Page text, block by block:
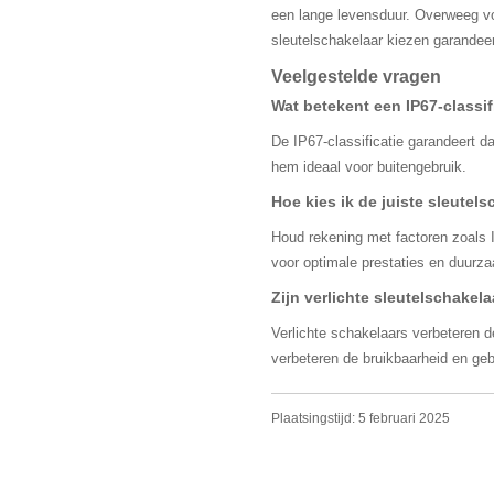
een lange levensduur. Overweeg
sleutelschakelaar kiezen
Veelgestelde vragen
Wat betekent een IP67-
De IP67-classificatie garandeert
hem ideaal voor buitengebruik.
Hoe kies ik de juiste
Houd rekening met factoren
voor optimale prestaties en
Zijn verlichte
Verlichte schakelaars verbeteren
verbeteren de bruikbaarheid en
Plaatsingstijd: 5 februari 2025